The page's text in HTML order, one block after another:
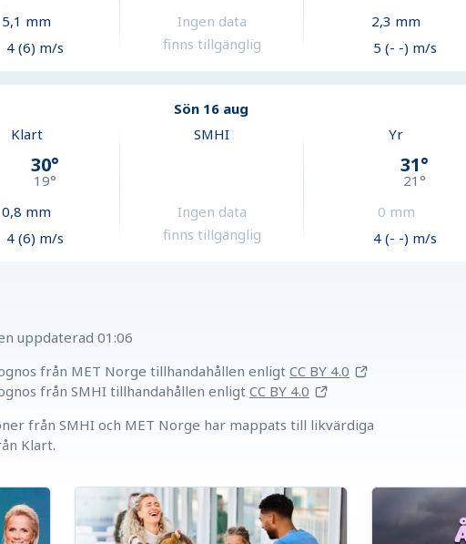
5,1 mm
4 (6) m/s
Ingen data
finns tillgänglig
2,3 mm
5 (- -) m/s
Sön 16 aug
Klart
30°
19°
0,8 mm
4 (6) m/s
SMHI
Ingen data
finns tillgänglig
Yr
31°
21 °
0 mm
4 (- -) m/s
uppdaterad 01:06
från MET Norge tillhandahållen enligt CC BY 4.0
från SMHI tillhandahållen enligt CC BY 4.0
från SMHI och MET Norge har mappats till likvärdiga
Klart.